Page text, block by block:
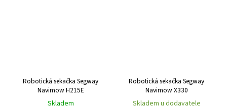
Robotická sekačka Segway
Navimow H215E
Skladem
Robotická sekačka Segway
Navimow X330
Skladem u dodavatele